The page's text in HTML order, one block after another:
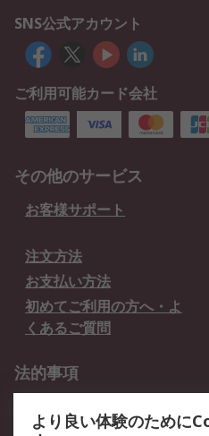
SNS公式アカウント
ご利用可能カード会社
その他のサービス
お客様サポート
注文方法
お支払い方法
初めてご利用の方へ・よ
くあるご質問
法的事項
クッキーポリシー
より良い体験のために